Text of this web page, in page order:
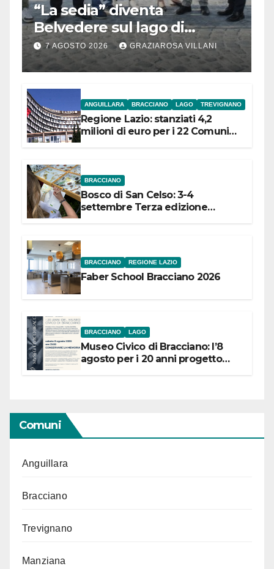
“La sedia” diventa
Belvedere sul lago di
Bracciano: ieri
l’inaugurazione
7 AGOSTO 2026 GRAZIAROSA VILLANI
ANGUILLARA BRACCIANO LAGO TREVIGNANO
Regione Lazio: stanziati 4,2
milioni di euro per i 22 Comuni
BRACCIANO
Bosco di San Celso: 3-4
settembre Terza edizione
BRACCIANO REGIONE LAZIO
Faber School Bracciano 2026
BRACCIANO LAGO
Museo Civico di Bracciano: l’8
agosto per i 20 anni progetto
Comuni
Anguillara
Bracciano
Trevignano
Manziana